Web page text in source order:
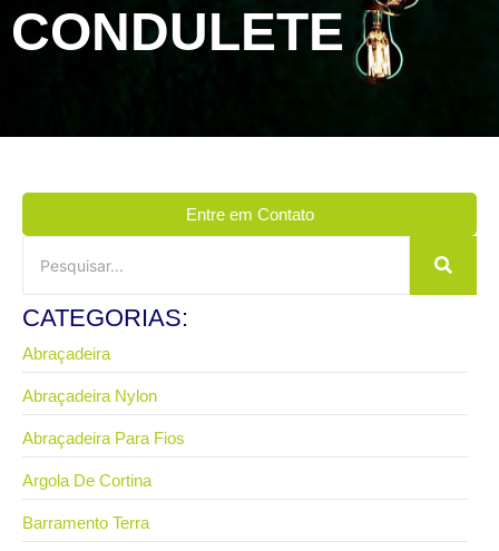
CONDULETE
Entre em Contato
CATEGORIAS:
Abraçadeira
Abraçadeira Nylon
Abraçadeira Para Fios
Argola De Cortina
Barramento Terra